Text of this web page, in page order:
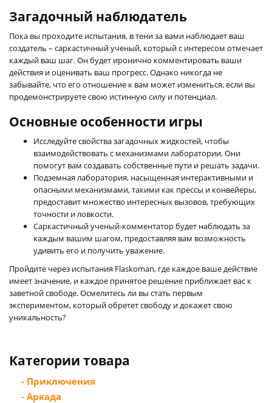
Загадочный наблюдатель
Пока вы проходите испытания, в тени за вами наблюдает ваш
создатель – саркастичный ученый, который с интересом отмечает
каждый ваш шаг. Он будет иронично комментировать ваши
действия и оценивать ваш прогресс. Однако никогда не
забывайте, что его отношение к вам может измениться, если вы
продемонстрируете свою истинную силу и потенциал.
Основные особенности игры
Исследуйте свойства загадочных жидкостей, чтобы
взаимодействовать с механизмами лаборатории. Они
помогут вам создавать собственные пути и решать задачи.
Подземная лаборатория, насыщенная интерактивными и
опасными механизмами, такими как прессы и конвейеры,
предоставит множество интересных вызовов, требующих
точности и ловкости.
Саркастичный ученый-комментатор будет наблюдать за
каждым вашим шагом, предоставляя вам возможность
удивить его и получить уважение.
Пройдите через испытания Flaskoman, где каждое ваше действие
имеет значение, и каждое принятое решение приближает вас к
заветной свободе. Осмелитесь ли вы стать первым
экспериментом, который обретет свободу и докажет свою
уникальность?
Категории товара
- Приключения
- Аркада